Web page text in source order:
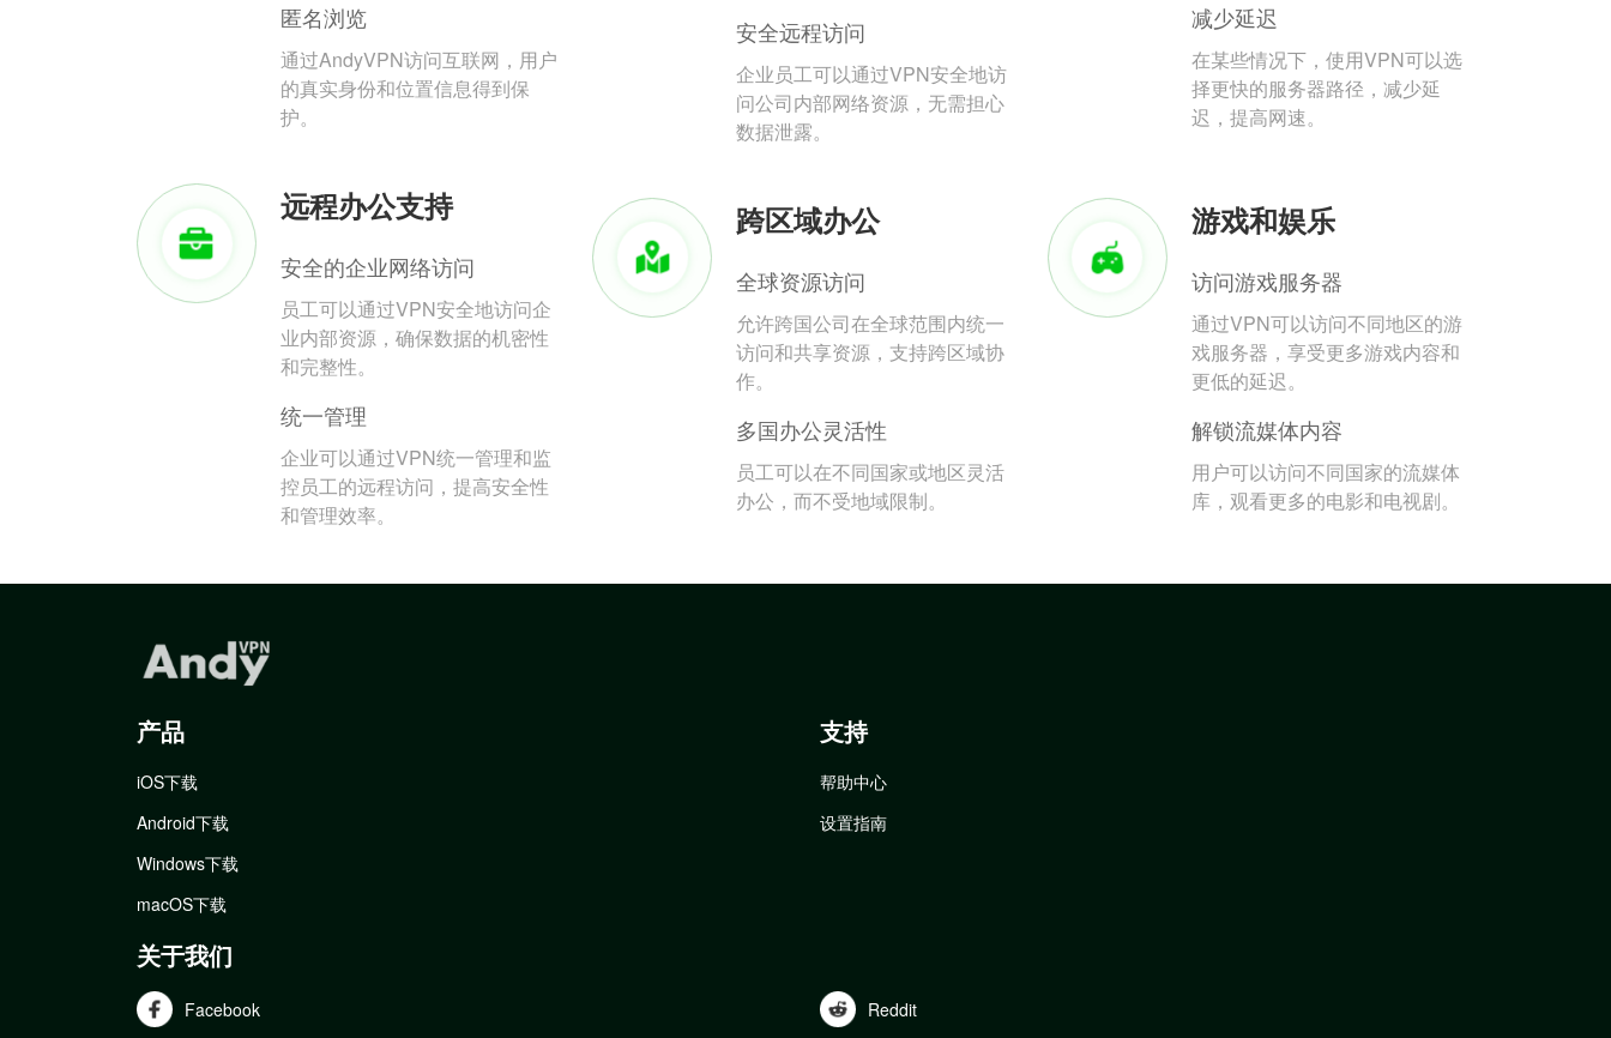
匿名浏览
通过AndyVPN访问互联网，用户
的真实身份和位置信息得到保
护。
安全远程访问
企业员工可以通过VPN安全地访
问公司内部网络资源，无需担心
数据泄露。
减少延迟
在某些情况下，使用VPN可以选
择更快的服务器路径，减少延
迟，提高网速。
远程办公支持
安全的企业网络访问
员工可以通过VPN安全地访问企
业内部资源，确保数据的机密性
和完整性。
统一管理
企业可以通过VPN统一管理和监
控员工的远程访问，提高安全性
和管理效率。
跨区域办公
全球资源访问
允许跨国公司在全球范围内统一
访问和共享资源，支持跨区域协
作。
多国办公灵活性
员工可以在不同国家或地区灵活
办公，而不受地域限制。
游戏和娱乐
访问游戏服务器
通过VPN可以访问不同地区的游
戏服务器，享受更多游戏内容和
更低的延迟。
解锁流媒体内容
用户可以访问不同国家的流媒体
库，观看更多的电影和电视剧。
产品
iOS下载
Android下载
Windows下载
macOS下载
支持
帮助中心
设置指南
关于我们
Facebook Reddit